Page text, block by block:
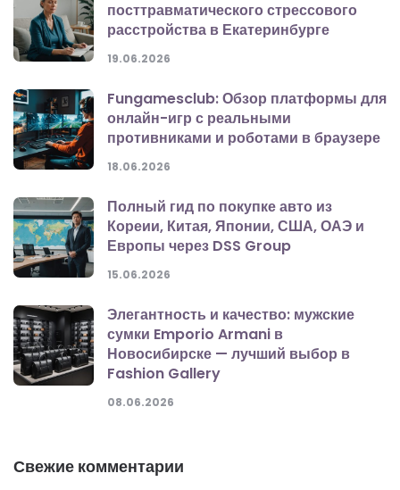
посттравматического стрессового
расстройства в Екатеринбурге
19.06.2026
Fungamesclub: Обзор платформы для
онлайн-игр с реальными
противниками и роботами в браузере
18.06.2026
Полный гид по покупке авто из
Кореии, Китая, Японии, США, ОАЭ и
Европы через DSS Group
15.06.2026
Элегантность и качество: мужские
сумки Emporio Armani в
Новосибирске — лучший выбор в
Fashion Gallery
08.06.2026
Свежие комментарии